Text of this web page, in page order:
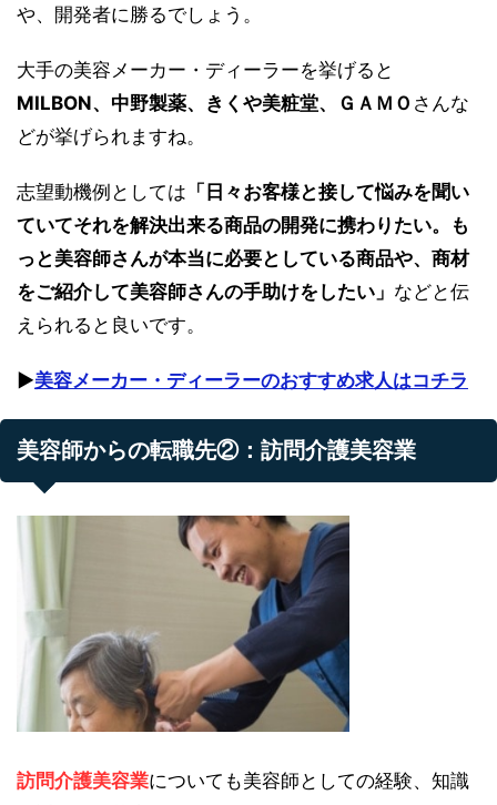
や、開発者に勝るでしょう。
大手の美容メーカー・ディーラーを挙げると
MILBON、中野製薬、きくや美粧堂、ＧＡＭＯ さんな
どが挙げられますね。
志望動機例としては 「日々お客様と接して悩みを聞い
ていてそれを解決出来る商品の開発に携わりたい。も
っと美容師さんが本当に必要としている商品や、商材
をご紹介して美容師さんの手助けをしたい」 などと伝
えられると良いです。
▶︎美容メーカー・ディーラーのおすすめ求人はコチラ
美容師からの転職先②：訪問介護美容業
訪問介護美容業についても美容師としての経験、知識